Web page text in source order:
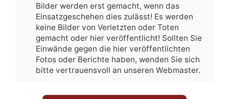
Bilder werden erst gemacht, wenn das
Einsatzgeschehen dies zulässt! Es werden
keine Bilder von Verletzten oder Toten
gemacht oder hier veröffentlicht! Sollten Sie
Einwände gegen die hier veröffentlichten
Fotos oder Berichte haben, wenden Sie sich
bitte vertrauensvoll an unseren Webmaster.